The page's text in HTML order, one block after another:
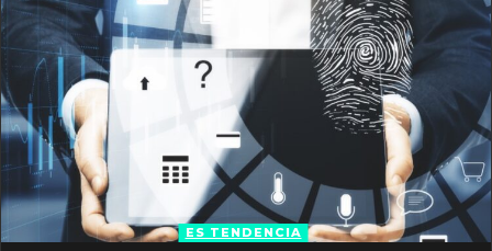
ES TENDENCIA